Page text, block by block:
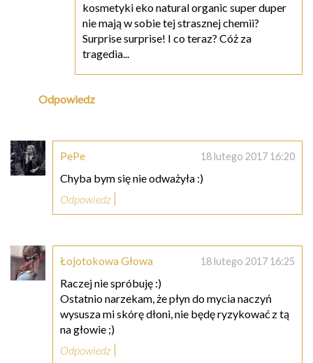
kosmetyki eko natural organic super duper
nie mają w sobie tej strasznej chemii?
Surprise surprise! I co teraz? Cóż za
tragedia...
Odpowiedz
PePe 18 lutego 2017 16:20
Chyba bym się nie odważyła :)
Odpowiedz
Łojotokowa Głowa 18 lutego 2017 16:25
Raczej nie spróbuję :)
Ostatnio narzekam, że płyn do mycia naczyń
wysusza mi skórę dłoni, nie będę ryzykować z tą
na głowie ;)
Odpowiedz